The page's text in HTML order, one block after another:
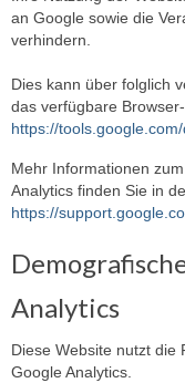
an Google sowie die
verhindern.
Dies kann über folglich
das verfügbare
https://
Mehr Informationen
Analytics finden Sie in
https://
Analytics
Diese Website nutzt die
Google Analytics.